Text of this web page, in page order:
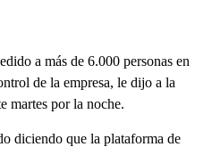
a más de 6.000 personas en
de la empresa, le dijo a la
martes por la noche.
diciendo que la plataforma de